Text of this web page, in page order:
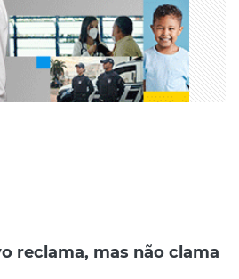
reclama, mas não clama